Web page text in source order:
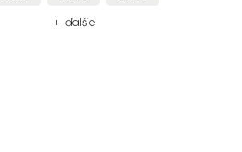
+ ďalšie